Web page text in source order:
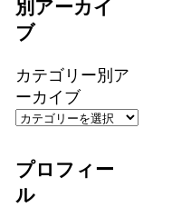
別アーカイ
ブ
カテゴリー別ア
ーカイブ
プロフィー
ル